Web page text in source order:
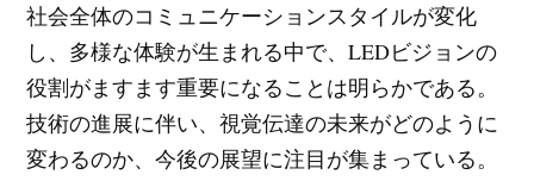
社会全体のコミュニケーションスタイルが変化
し、多様な体験が生まれる中で、LEDビジョンの
役割がますます重要になることは明らかである。
技術の進展に伴い、視覚伝達の未来がどのように
変わるのか、今後の展望に注目が集まっている。